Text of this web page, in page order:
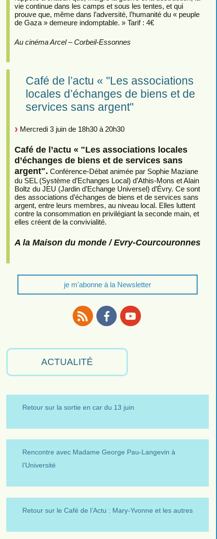
vie continue dans les camps et sous les tentes, et qui
prouve que, même dans l’adversité, l’humanité du « peuple
de Gaza » demeure indomptable. » Tarif : 4€
Au cinéma Arcel – Corbeil-Essonnes
Café de l’actu « "Les associations
locales d’échanges de biens et de
services sans argent"
Mercredi 3 juin de 18h30 à 20h30
Café de l’actu « "Les associations locales
d’échanges de biens et de services sans
argent". Conférence-Débat animée par Sophie Maziane
du SEL (Système d’Echanges Local) d’Athis-Mons et Alain
Boltz du JEU (Jardin d’Echange Universel) d’Évry. Ce sont
des associations d’échanges de biens et de services sans
argent, entre leurs membres, au niveau local. Elles luttent
contre la consommation en privilégiant la seconde main, et
elles créent de la convivialité.
A la Maison du monde / Evry-Courcouronnes
je m'abonne à la Newsletter
ACTUALITÉ
Retour sur la sortie en car du 13 juin
Rencontre avec Madame George Pau-Langevin à
l’Université
Retour sur le Café de l’Actu : Mary-Yvonne et les autres